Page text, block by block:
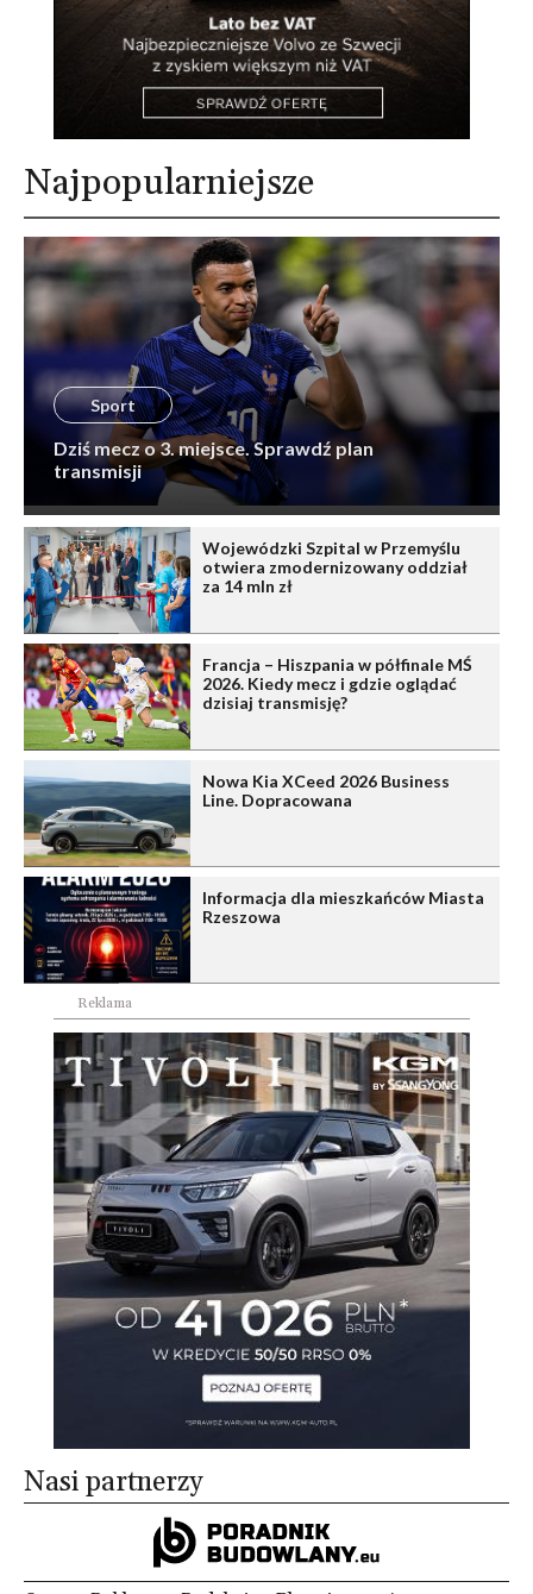
Najpopularniejsze
Sport
Dziś mecz o 3. miejsce. Sprawdź plan
transmisji
Wojewódzki Szpital w Przemyślu
otwiera zmodernizowany oddział
za 14 mln zł
Francja – Hiszpania w półfinale MŚ
2026. Kiedy mecz i gdzie oglądać
dzisiaj transmisję?
Nowa Kia XCeed 2026 Business
Line. Dopracowana
Informacja dla mieszkańców Miasta
Rzeszowa
Reklama
Nasi partnerzy